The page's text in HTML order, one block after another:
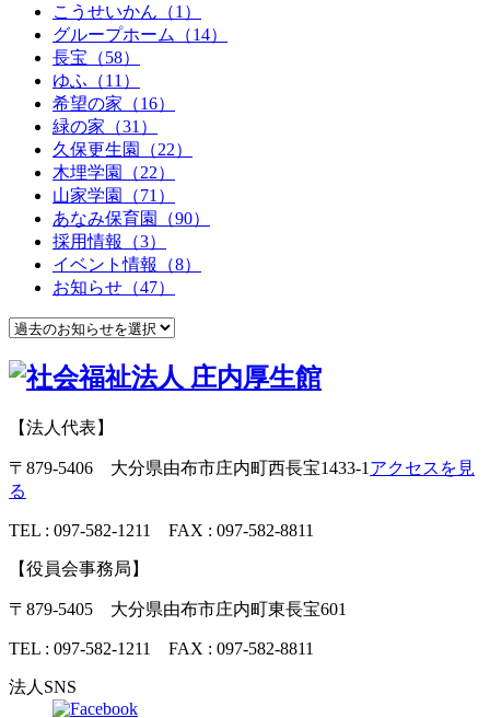
こうせいかん（1）
グループホーム（14）
長宝（58）
ゆふ（11）
希望の家（16）
緑の家（31）
久保更生園（22）
木埋学園（22）
山家学園（71）
あなみ保育園（90）
採用情報（3）
イベント情報（8）
お知らせ（47）
【法人代表】
〒879-5406 大分県由布市庄内町西長宝1433-1 アクセスを見
る
TEL : 097-582-1211 FAX : 097-582-8811
【役員会事務局】
〒879-5405 大分県由布市庄内町東長宝601
TEL : 097-582-1211 FAX : 097-582-8811
法人SNS